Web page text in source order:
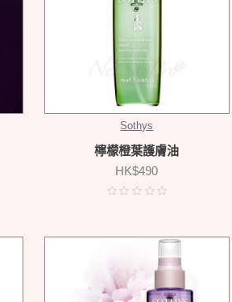
Sothys
檸檬橙葉護膚油
HK$490